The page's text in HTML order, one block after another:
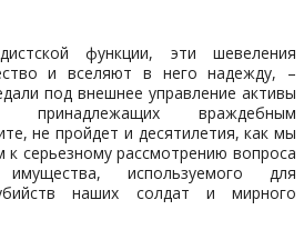
функции, эти шевеления
и вселяют в него надежду, –
под внешнее управление активы
принадлежащих враждебным
не пройдет и десятилетия, как мы
серьезному рассмотрению вопроса
используемого для
наших солдат и мирного